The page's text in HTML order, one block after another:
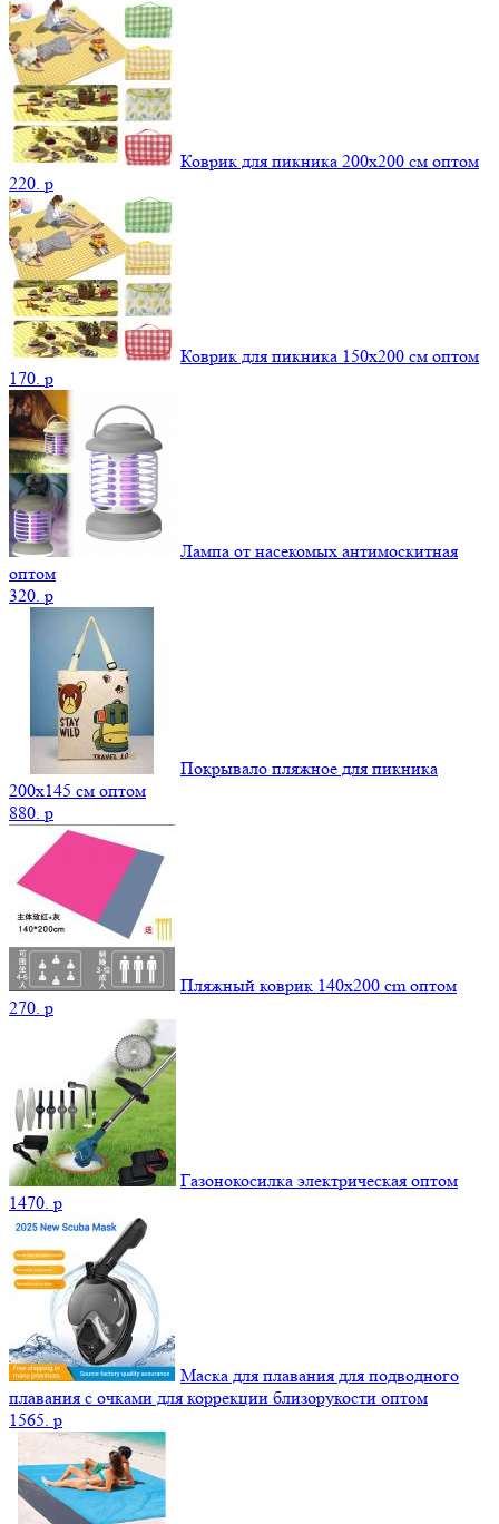
Коврик для пикника 200х200 см оптом
220. p
Коврик для пикника 150х200 см оптом
170. p
Лампа от насекомых антимоскитная
оптом
320. p
Покрывало пляжное для пикника
200х145 см оптом
880. p
Пляжный коврик 140х200 cm оптом
270. p
Газонокосилка электрическая оптом
1470. p
Маска для плавания для подводного
плавания с очками для коррекции близорукости оптом
1565. p